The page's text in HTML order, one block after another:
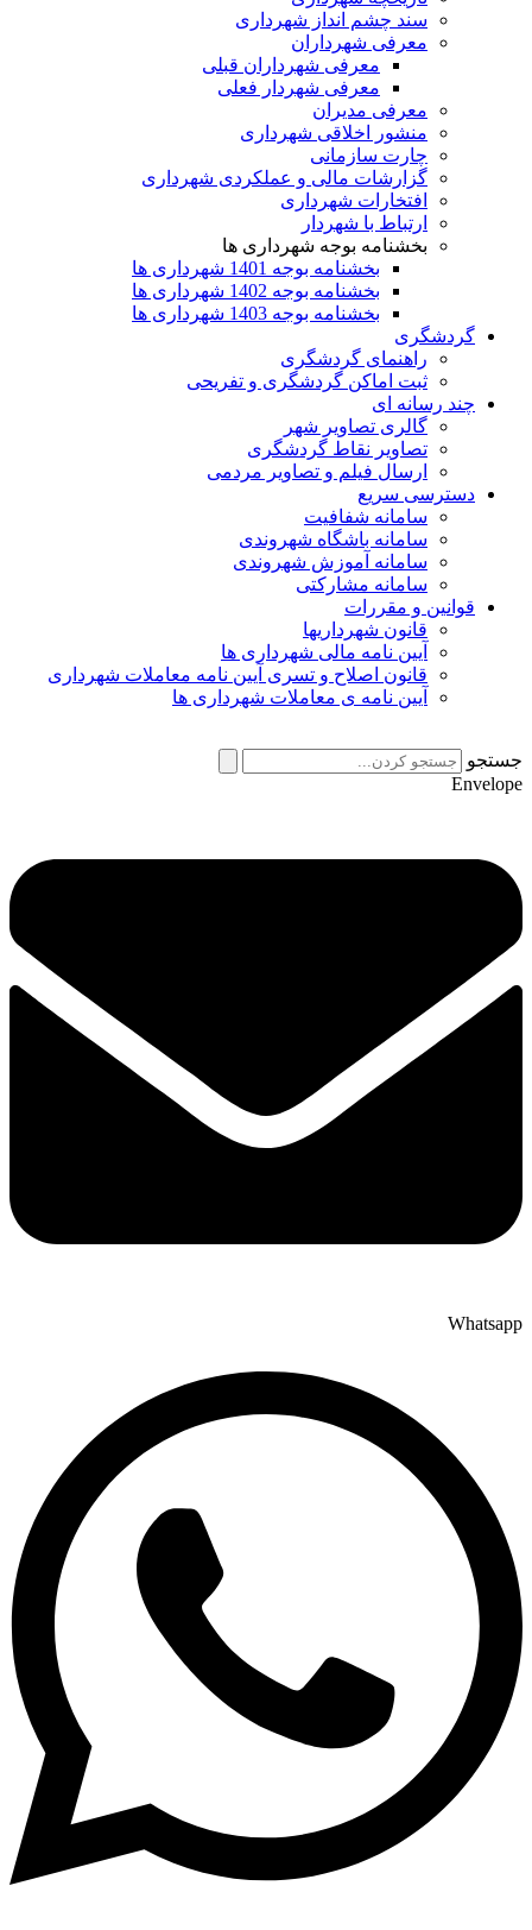
سند چشم انداز شهرداری
معرفی شهرداران
معرفی شهرداران قبلی
معرفی شهردار فعلی
معرفی مدیران
منشور اخلاقی شهرداری
چارت سازمانی
گزارشات مالی و عملکردی شهرداری
افتخارات شهرداری
ارتباط با شهردار
بخشنامه بوجه شهرداری ها
بخشنامه بوجه 1401 شهرداری ها
بخشنامه بوجه 1402 شهرداری ها
بخشنامه بوجه 1403 شهرداری ها
گردشگری
راهنمای گردشگری
ثبت اماکن گردشگری و تفریحی
چند رسانه ای
گالری تصاویر شهر
تصاویر نقاط گردشگری
ارسال فیلم و تصاویر مردمی
دسترسی سریع
سامانه شفافیت
سامانه باشگاه شهروندی
سامانه آموزش شهروندی
سامانه مشارکتی
قوانین و مقررات
قانون شهرداریها
آیین نامه مالی شهرداری ها
قانون اصلاح و تسری آیین نامه معاملات شهرداری
آیین نامه ی معاملات شهرداری ها
جستجو
Envelope
Whatsapp